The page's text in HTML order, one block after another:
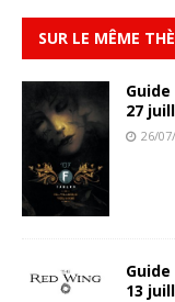
SUR LE MÊME
27
26/
13